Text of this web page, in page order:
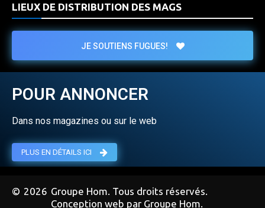
LIEUX DE DISTRIBUTION DES MAGS
JE SOUTIENS FUGUES!
POUR ANNONCER
Dans nos magazines ou sur le web
PLUS EN DÉTAILS ICI
© 2026 Groupe Hom. Tous droits réservés.
Conception web par Groupe Hom.